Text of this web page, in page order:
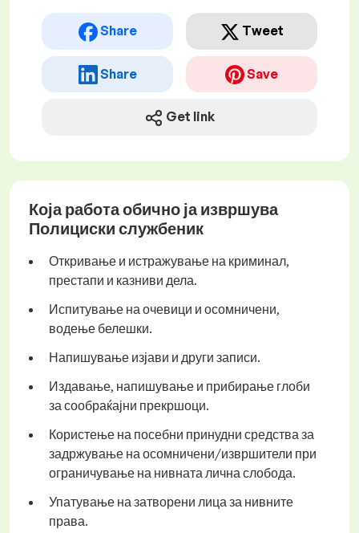
Share Tweet
Share Save
Get link
Која работа обично ја извршува
Полициски службеник
Откривање и истражување на криминал,
престапи и казниви дела.
Испитување на очевици и осомничени,
водење белешки.
Напишување изјави и други записи.
Издавање, напишување и прибирање глоби
за сообраќајни прекршоци.
Користење на посебни принудни средства за
задржување на осомничени/извршители при
ограничување на нивната лична слобода.
Упатување на затворени лица за нивните
права.